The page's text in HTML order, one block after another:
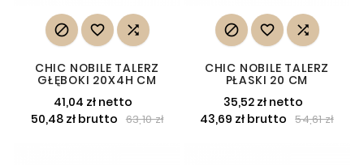
  
CHIC NOBILE TALERZ
GŁĘBOKI 20X4H CM
41,04 zł netto
50,48 zł brutto 63,10 zł
  
CHIC NOBILE TALERZ
PŁASKI 20 CM
35,52 zł netto
43,69 zł brutto 54,61 zł